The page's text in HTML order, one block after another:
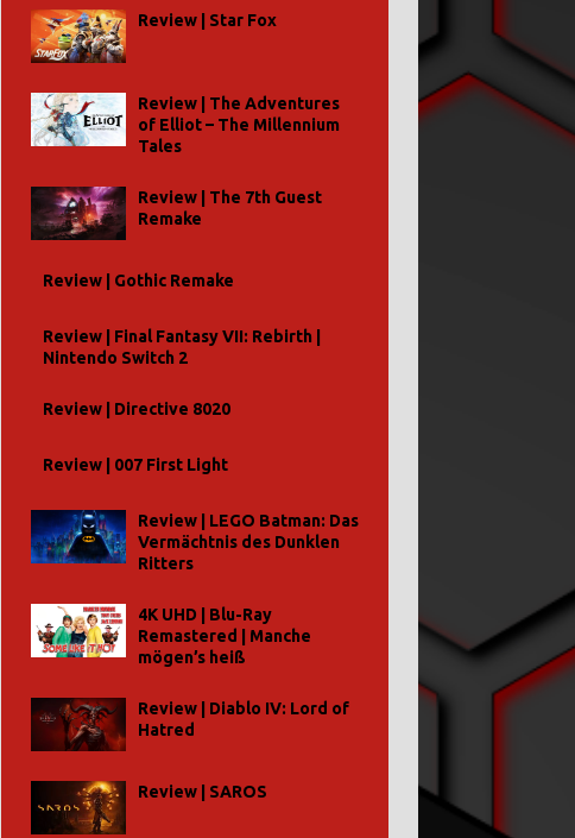
Review | Star Fox
Review | The Adventures
of Elliot – The Millennium
Tales
Review | The 7th Guest
Remake
Review | Gothic Remake
Review | Final Fantasy VII: Rebirth |
Nintendo Switch 2
Review | Directive 8020
Review | 007 First Light
Review | LEGO Batman: Das
Vermächtnis des Dunklen
Ritters
4K UHD | Blu-Ray
Remastered | Manche
mögen’s heiß
Review | Diablo IV: Lord of
Hatred
Review | SAROS